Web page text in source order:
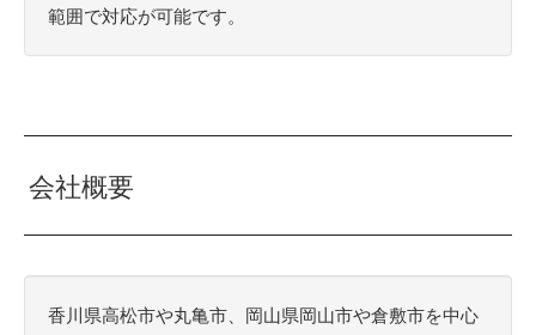
範囲で対応が可能です。
会社概要
香川県高松市や丸亀市、岡山県岡山市や倉敷市を中心